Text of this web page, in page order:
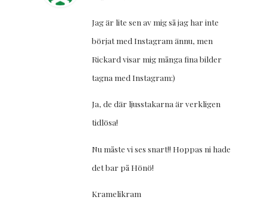
Jag är lite sen av mig så jag har inte
börjat med Instagram ännu, men
Rickard visar mig många fina bilder
tagna med Instagram:)
Ja, de där ljusstakarna är verkligen
tidlösa!
Nu måste vi ses snart!! Hoppas ni hade
det bar på Hönö!
Kramelikram